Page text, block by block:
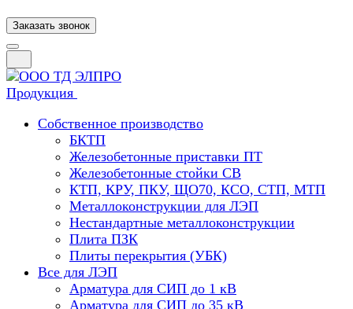
Заказать звонок
Продукция
Собственное производство
БКТП
Железобетонные приставки ПТ
Железобетонные стойки СВ
КТП, КРУ, ПКУ, ЩО70, КСО, СТП, МТП
Металлоконструкции для ЛЭП
Нестандартные металлоконструкции
Плита ПЗК
Плиты перекрытия (УБК)
Все для ЛЭП
Арматура для СИП до 1 кВ
Арматура для СИП до 35 кВ